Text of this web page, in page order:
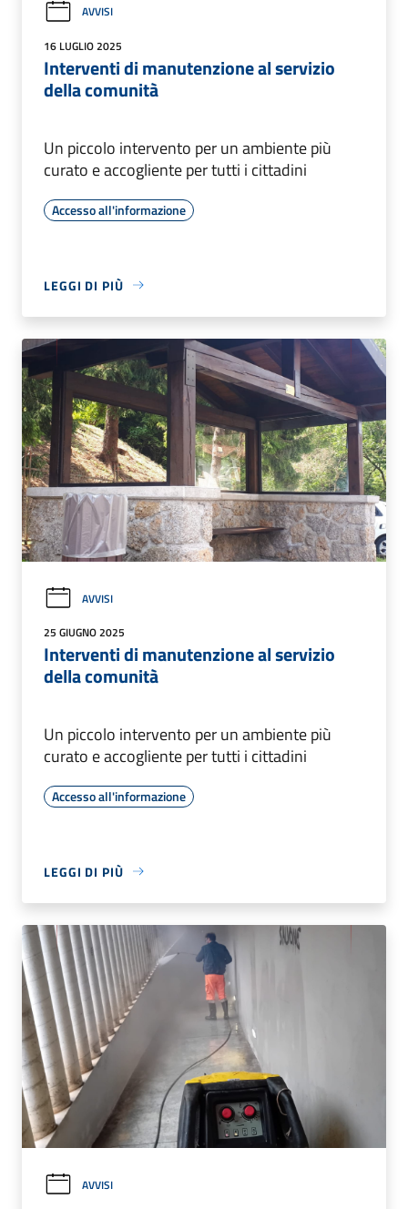
AVVISI
16 LUGLIO 2025
Interventi di manutenzione al servizio
della comunità
Un piccolo intervento per un ambiente più
curato e accogliente per tutti i cittadini
Accesso all'informazione
LEGGI DI PIÙ
AVVISI
25 GIUGNO 2025
Interventi di manutenzione al servizio
della comunità
Un piccolo intervento per un ambiente più
curato e accogliente per tutti i cittadini
Accesso all'informazione
LEGGI DI PIÙ
AVVISI